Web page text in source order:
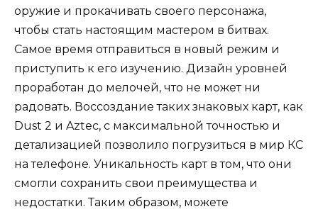
оружие и прокачивать своего персонажа,
чтобы стать настоящим мастером в битвах.
Самое время отправиться в новый режим и
приступить к его изучению. Дизайн уровней
проработан до мелочей, что не может ни
радовать. Воссоздание таких знаковых карт, как
Dust 2 и Aztec, с максимальной точностью и
детализацией позволило погрузиться в мир КС
на телефоне. Уникальность карт в том, что они
смогли сохранить свои преимущества и
недостатки. Таким образом, можете